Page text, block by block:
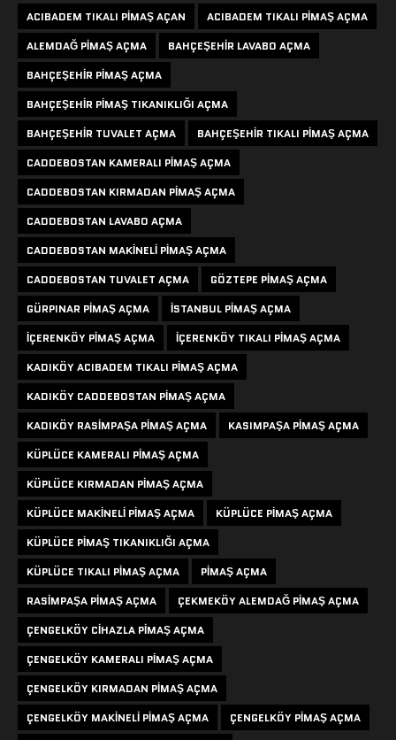
ACIBADEM TIKALI PIMAŞ AÇAN
ACIBADEM TIKALI PIMAŞ AÇMA
ALEMDAĞ PIMAŞ AÇMA
BAHÇEŞEHIR LAVABO AÇMA
BAHÇEŞEHIR PIMAŞ AÇMA
BAHÇEŞEHIR PIMAŞ TIKANIKLIĞI AÇMA
BAHÇEŞEHIR TUVALET AÇMA
BAHÇEŞEHIR TIKALI PIMAŞ AÇMA
CADDEBOSTAN KAMERALI PIMAŞ AÇMA
CADDEBOSTAN KIRMADAN PIMAŞ AÇMA
CADDEBOSTAN LAVABO AÇMA
CADDEBOSTAN MAKINELI PIMAŞ AÇMA
CADDEBOSTAN TUVALET AÇMA
GÖZTEPE PIMAŞ AÇMA
GÜRPINAR PIMAŞ AÇMA
ISTANBUL PIMAŞ AÇMA
IÇERENKÖY PIMAŞ AÇMA
IÇERENKÖY TIKALI PIMAŞ AÇMA
KADIKÖY ACIBADEM TIKALI PIMAŞ AÇMA
KADIKÖY CADDEBOSTAN PIMAŞ AÇMA
KADIKÖY RASIMPAŞA PIMAŞ AÇMA
KASIMPAŞA PIMAŞ AÇMA
KÜPLÜCE KAMERALI PIMAŞ AÇMA
KÜPLÜCE KIRMADAN PIMAŞ AÇMA
KÜPLÜCE MAKINELI PIMAŞ AÇMA
KÜPLÜCE PIMAŞ AÇMA
KÜPLÜCE PIMAŞ TIKANIKLIĞI AÇMA
KÜPLÜCE TIKALI PIMAŞ AÇMA
PIMAŞ AÇMA
RASIMPAŞA PIMAŞ AÇMA
ÇEKMEKÖY ALEMDAĞ PIMAŞ AÇMA
ÇENGELKÖY CIHAZLA PIMAŞ AÇMA
ÇENGELKÖY KAMERALI PIMAŞ AÇMA
ÇENGELKÖY KIRMADAN PIMAŞ AÇMA
ÇENGELKÖY MAKINELI PIMAŞ AÇMA
ÇENGELKÖY PIMAŞ AÇMA